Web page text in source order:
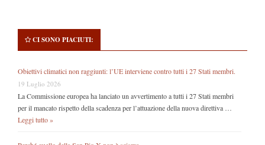
CI SONO PIACIUTI:
Obiettivi climatici non raggiunti: l’UE interviene contro tutti i 27 Stati membri.
19 Luglio 2026
La Commissione europea ha lanciato un avvertimento a tutti i 27 Stati membri
per il mancato rispetto della scadenza per l’attuazione della nuova direttiva …
Leggi tutto »